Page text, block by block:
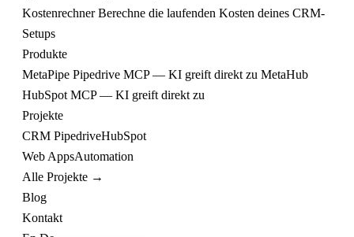
KostenrechnerBerechne die laufenden Kosten deines CRM-
Setups
Produkte
MetaPipe Pipedrive MCP — KI greift direkt zu MetaHub
HubSpot MCP — KI greift direkt zu
Projekte
CRM PipedriveHubSpot
Web AppsAutomation
Alle Projekte →
Blog
Kontakt